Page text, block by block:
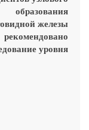
образования
железы
рекомендовано
уровня